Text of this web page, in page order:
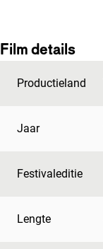
Film details
Productieland
Jaar
Festivaleditie
Lengte